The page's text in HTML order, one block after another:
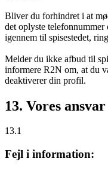
Bliver du forhindret i at
det oplyste
igennem til spisestedet,
Melder du ikke afbud til
informere R2N om, at du
deaktiverer din profil.
13. Vores
13.1
Fejl i information: